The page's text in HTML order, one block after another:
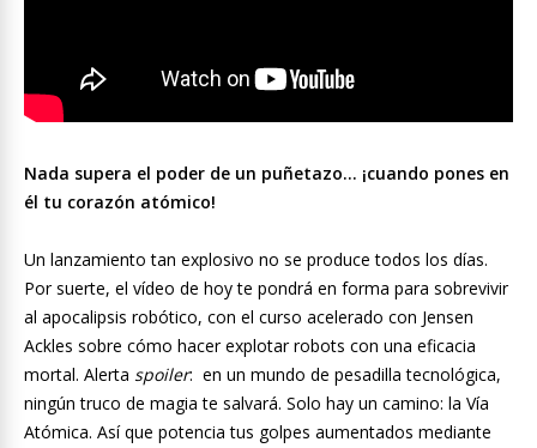
Nada supera el poder de un puñetazo… ¡cuando pones en
él tu corazón atómico!
Un lanzamiento tan explosivo no se produce todos los días.
Por suerte, el vídeo de hoy te pondrá en forma para sobrevivir
al apocalipsis robótico, con el curso acelerado con Jensen
Ackles sobre cómo hacer explotar robots con una eficacia
mortal. Alerta spoiler: en un mundo de pesadilla tecnológica,
ningún truco de magia te salvará. Solo hay un camino: la Vía
Atómica. Así que potencia tus golpes aumentados mediante